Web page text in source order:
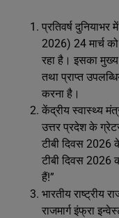
प्रतिवर्ष दुनियाभर
2026) 24 मार्च
रहा है। इसका मुख्य
तथा प्राप्त
करना है।
केंद्रीय स्वास्थ्य
उत्तर प्रदेश के ग्रेटर
टीबी दिवस 2026
टीबी दिवस 2026
हैं!”
भारतीय राष्ट्रीय
राजमार्ग इंफ्रा